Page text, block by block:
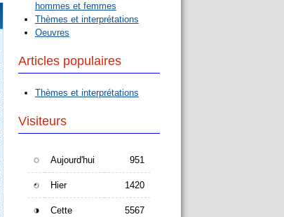
hommes et femmes
Thèmes et interprétations
Oeuvres
Articles populaires
Thèmes et interprétations
Visiteurs
Aujourd'hui 951
Hier 1420
Cette
5567